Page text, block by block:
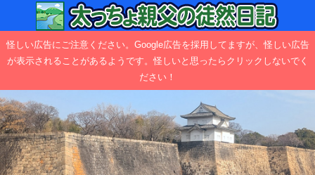
怪しい広告にご注意ください。Google広告を採用してますが、怪しい広告
が表示されることがあるようです。怪しいと思ったらクリックしないでく
ださい！